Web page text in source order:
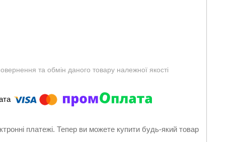
та обмін даного товару належної якості
платежі. Тепер ви можете купити будь-який товар